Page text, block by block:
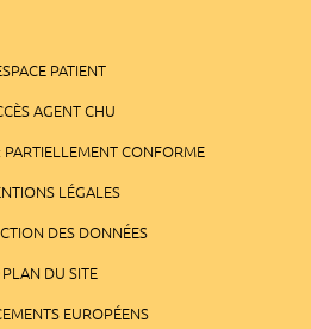
PATIENT
AGENT CHU
PARTIELLEMENT CONFORME
LÉGALES
DES DONNÉES
PLAN DU SITE
EUROPÉENS